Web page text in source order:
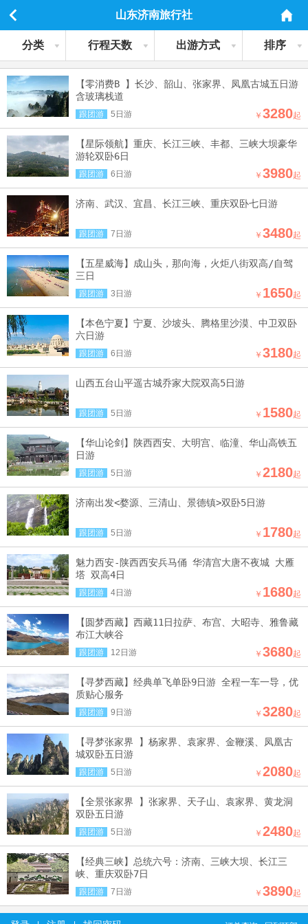
山东济南旅行社
分类 行程天数 出游方式 排序
【零消费B 】长沙、韶山、张家界、凤凰古城五日游
含玻璃栈道
跟团游 5日游 ￥ 3280起
【星际领航】重庆、长江三峡、丰都、三峡大坝豪华
游轮双卧6日
跟团游 6日游 ￥ 3980起
济南、武汉、宜昌、长江三峡、重庆双卧七日游
跟团游 7日游 ￥ 3480起
【五星威海】成山头，那向海，火炬八街双高/自驾
三日
跟团游 3日游 ￥ 1650起
【本色宁夏】宁夏、沙坡头、腾格里沙漠、中卫双卧
六日游
跟团游 6日游 ￥ 3180起
山西五台山平遥古城乔家大院双高5日游
跟团游 5日游 ￥ 1580起
【华山论剑】陕西西安、大明宫、临潼、华山高铁五
日游
跟团游 5日游 ￥ 2180起
济南出发<婺源、三清山、景德镇>双卧5日游
跟团游 5日游 ￥ 1780起
魅力西安-陕西西安兵马俑 华清宫大唐不夜城 大雁
塔 双高4日
跟团游 4日游 ￥ 1680起
【圆梦西藏】西藏11日拉萨、布宫、大昭寺、雅鲁藏
布江大峡谷
跟团游 12日游 ￥ 3680起
【寻梦西藏】经典单飞单卧9日游 全程一车一导，优
质贴心服务
跟团游 9日游 ￥ 3280起
【寻梦张家界 】杨家界、袁家界、金鞭溪、凤凰古
城双卧五日游
跟团游 5日游 ￥ 2080起
【全景张家界 】张家界、天子山、袁家界、黄龙洞
双卧五日游
跟团游 5日游 ￥ 2480起
【经典三峡】总统六号：济南、三峡大坝、长江三
峡、重庆双卧7日
跟团游 7日游 ￥ 3890起